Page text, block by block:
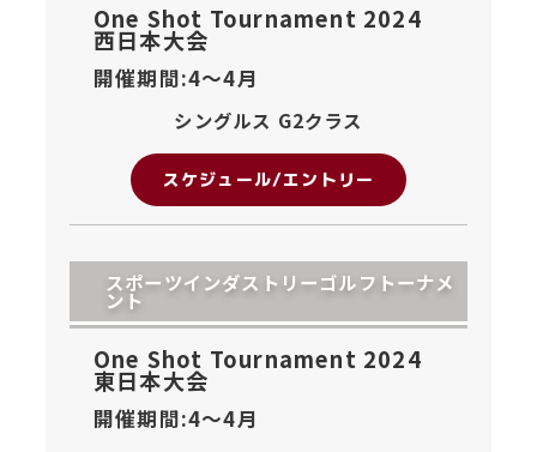
One Shot Tournament 2024
西日本大会
開催期間:4〜4月
シングルス G2クラス
スケジュール/エントリー
スポーツインダストリーゴルフトーナメ
ント
One Shot Tournament 2024
東日本大会
開催期間:4〜4月